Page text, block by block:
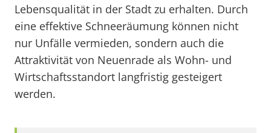
Lebensqualität in der Stadt zu erhalten. Durch
eine effektive Schneeräumung können nicht
nur Unfälle vermieden, sondern auch die
Attraktivität von Neuenrade als Wohn- und
Wirtschaftsstandort langfristig gesteigert
werden.